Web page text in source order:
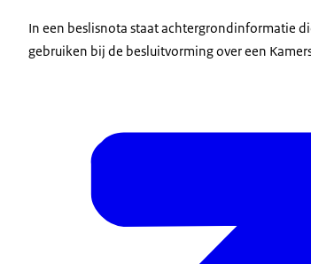
In een beslisnota staat achtergrondinformatie
gebruiken bij de besluitvorming over een